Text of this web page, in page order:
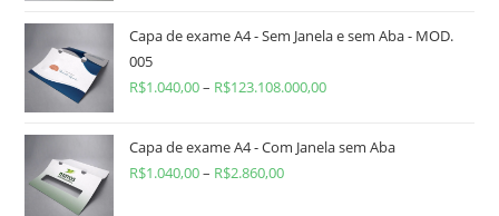
Capa de exame A4 - Sem Janela e sem Aba - MOD.
005
R$1.040,00– R$123.108.000,00
Capa de exame A4 - Com Janela sem Aba
R$1.040,00– R$2.860,00